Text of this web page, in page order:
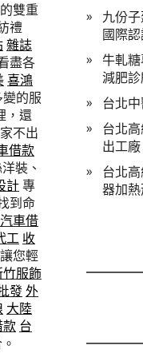
雙重
禮
雜誌
盡各
喜鴻
的服
，還
不出
借款
裝、
計專
到命
車借
工 收
您輕
竹服飾
發外
大陸
款 台
九份
國際
牛軋
減肥
台北
台北
出工廠
台北
器加